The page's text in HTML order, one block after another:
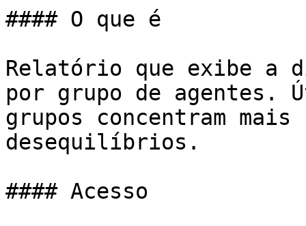
#### O que é
Relatório que exibe a
por grupo de
grupos concentram
desequilíbrios.
#### Acesso